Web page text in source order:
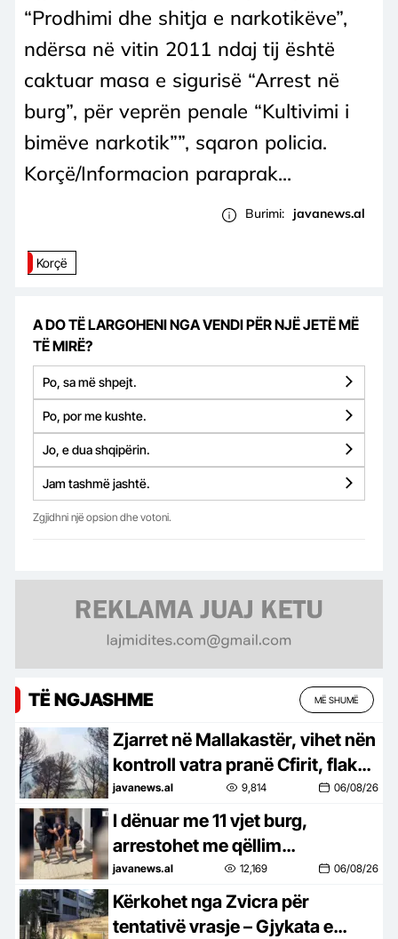
“Prodhimi dhe shitja e narkotikëve”,
ndërsa në vitin 2011 ndaj tij është
caktuar masa e sigurisë “Arrest në
burg”, për veprën penale “Kultivimi i
bimëve narkotik””, sqaron policia.
Korçë/Informacion paraprak...
Burimi: javanews.al
Korçë
A DO TË LARGOHENI NGA VENDI PËR NJË JETË MË
TË MIRË?
Po, sa më shpejt.
Po, por me kushte.
Jo, e dua shqipërin.
Jam tashmë jashtë.
Zgjidhni një opsion dhe votoni.
TË NGJASHME MË SHUMË
Zjarret në Mallakastër, vihet nën
kontroll vatra pranë Cfirit, flakët
avancojnë drejt Ngraçanit
javanews.al 9,814 06/08/26
I dënuar me 11 vjet burg,
arrestohet me qëllim
ekstradimin drejt Italisë 40-
vjeçari
javanews.al 12,169 06/08/26
Kërkohet nga Zvicra për
tentativë vrasje – Gjykata e